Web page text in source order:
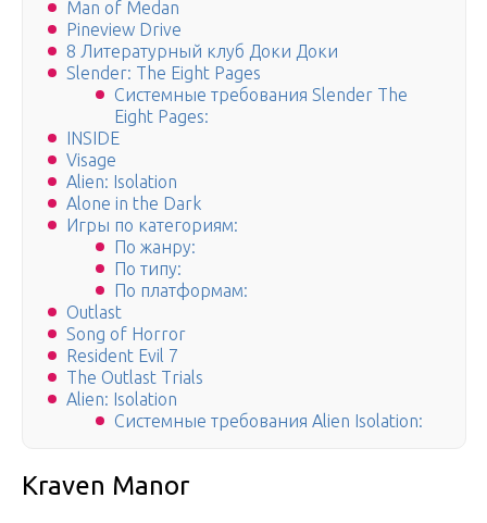
Man of Medan
Pineview Drive
8 Литературный клуб Доки Доки
Slender: The Eight Pages
Системные требования Slender The
Eight Pages:
INSIDE
Visage
Alien: Isolation
Alone in the Dark
Игры по категориям:
По жанру:
По типу:
По платформам:
Outlast
Song of Horror
Resident Evil 7
The Outlast Trials
Alien: Isolation
Системные требования Alien Isolation:
Kraven Manor